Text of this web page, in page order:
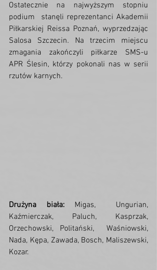
Ostatecznie na najwyższym stopniu
podium  stanęli reprezentanci Akademii
Piłkarskiej Reissa Poznań, wyprzedzając
Salosa Szczecin. Na trzecim miejscu
zmagania zakończyli piłkarze SMS-u
APR Ślesin, którzy pokonali nas w serii
rzutów karnych.
Drużyna biała: Migas,  Ungurian,
Kaźmierczak, Paluch, Kasprzak,
Orzechowski, Politański,  Waśniowski,
Nada, Kępa, Zawada, Bosch, Maliszewski,
Kozar.